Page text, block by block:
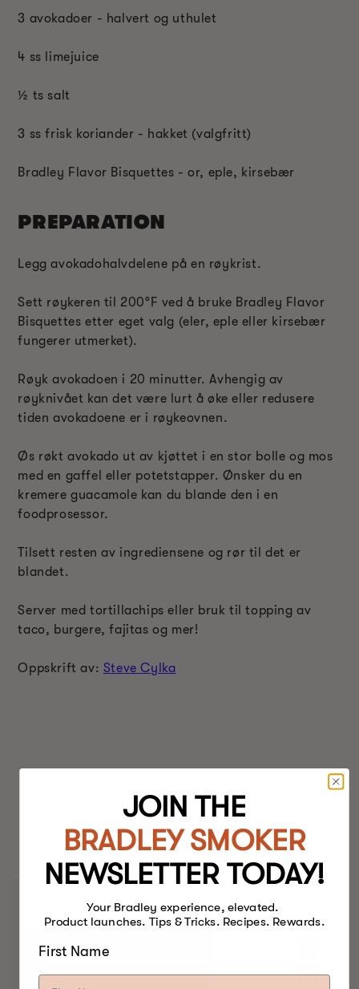
3 avokadoer - halvert og uthulet
4 ss limejuice
½ ts salt
3 ss frisk koriander - hakket (valgfritt)
Bradley Flavor Bisquettes - or, eple, kirsebær
PREPARATION
Legg avokadohalvdelene på en røykrist.
Sett røykeren til 200°F ved å bruke Bradley Flavor
Bisquettes etter eget valg (eler, eple eller kirsebær
fungerer utmerket).
Røyk avokadoen i 20 minutter. Avhengig av
røyknivået kan det være lurt å øke eller redusere
tiden avokadoene er i røykeovnen.
Øs røkt avokado ut av kjøttet i en stor bolle og mos
med en gaffel eller potetstapper. Ønsker du en
kremere guacamole kan du blande den i en
foodprosessor.
Tilsett resten av ingrediensene og rør til det er
blandet.
Server med tortillachips eller bruk til topping av
taco, burgere, fajitas og mer!
Oppskrift av: Steve Cylka
BESTE MATRØYKERE.
NOEN GANG.
JOIN THE
BRADLEY SMOKER
NEWSLETTER TODAY!
Your Bradley experience, elevated.
Product launches. Tips & Tricks. Recipes. Rewards.
First Name